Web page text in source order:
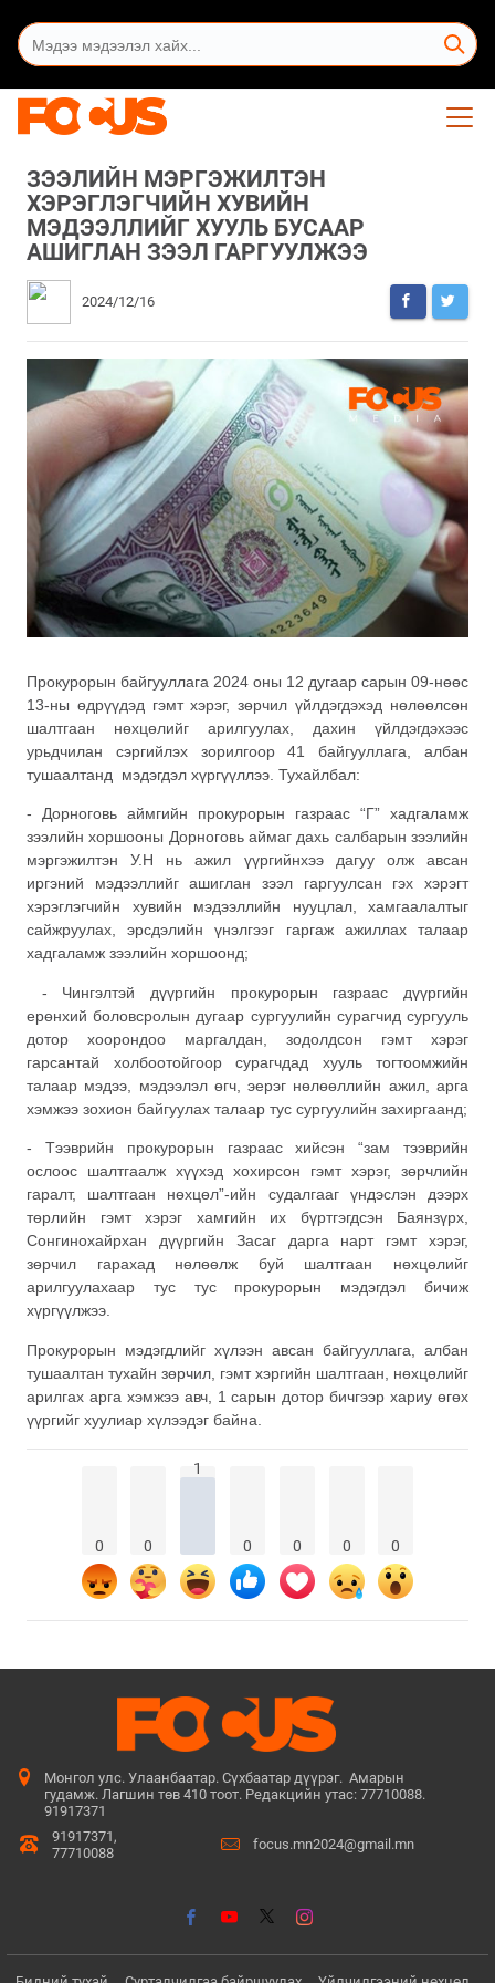
ЗЭЭЛИЙН МЭРГЭЖИЛТЭН
ХЭРЭГЛЭГЧИЙН ХУВИЙН
МЭДЭЭЛЛИЙГ ХУУЛЬ БУСААР
АШИГЛАН ЗЭЭЛ ГАРГУУЛЖЭЭ
2024/12/16
Прокурорын байгууллага 2024 оны 12 дугаар сарын 09-нөөс
13-ны өдрүүдэд гэмт хэрэг, зөрчил үйлдэгдэхэд нөлөөлсөн
шалтгаан нөхцөлийг арилгуулах, дахин үйлдэгдэхээс
урьдчилан сэргийлэх зорилгоор 41 байгууллага, албан
тушаалтанд мэдэгдэл хүргүүллээ. Тухайлбал:
- Дорноговь аймгийн прокурорын газраас “Г” хадгаламж
зээлийн хоршооны Дорноговь аймаг дахь салбарын зээлийн
мэргэжилтэн У.Н нь ажил үүргийнхээ дагуу олж авсан
иргэний мэдээллийг ашиглан зээл гаргуулсан гэх хэрэгт
хэрэглэгчийн хувийн мэдээллийн нууцлал, хамгаалалтыг
сайжруулах, эрсдэлийн үнэлгээг гаргаж ажиллах талаар
хадгаламж зээлийн хоршоонд;
- Чингэлтэй дүүргийн прокурорын газраас дүүргийн
ерөнхий боловсролын дугаар сургуулийн сурагчид сургууль
дотор хоорондоо маргалдан, зодолдсон гэмт хэрэг
гарсантай холбоотойгоор сурагчдад хууль тогтоомжийн
талаар мэдээ, мэдээлэл өгч, эерэг нөлөөллийн ажил, арга
хэмжээ зохион байгуулах талаар тус сургуулийн захиргаанд;
- Тээврийн прокурорын газраас хийсэн “зам тээврийн
ослоос шалтгаалж хүүхэд хохирсон гэмт хэрэг, зөрчлийн
гаралт, шалтгаан нөхцөл”-ийн судалгааг үндэслэн дээрх
төрлийн гэмт хэрэг хамгийн их бүртгэгдсэн Баянзүрх,
Сонгинохайрхан дүүргийн Засаг дарга нарт гэмт хэрэг,
зөрчил гарахад нөлөөлж буй шалтгаан нөхцөлийг
арилгуулахаар тус тус прокурорын мэдэгдэл бичиж
хүргүүлжээ.
Прокурорын мэдэгдлийг хүлээн авсан байгууллага, албан
тушаалтан тухайн зөрчил, гэмт хэргийн шалтгаан, нөхцөлийг
арилгах арга хэмжээ авч, 1 сарын дотор бичгээр хариу өгөх
үүргийг хуулиар хүлээдэг байна.
0 0
1
0 0 0 0
Монгол улс. Улаанбаатар. Сүхбаатар дүүрэг. Амарын
гудамж. Лагшин төв 410 тоот. Редакцийн утас: 77710088.
91917371
91917371,
77710088
focus.mn2024@gmail.mn